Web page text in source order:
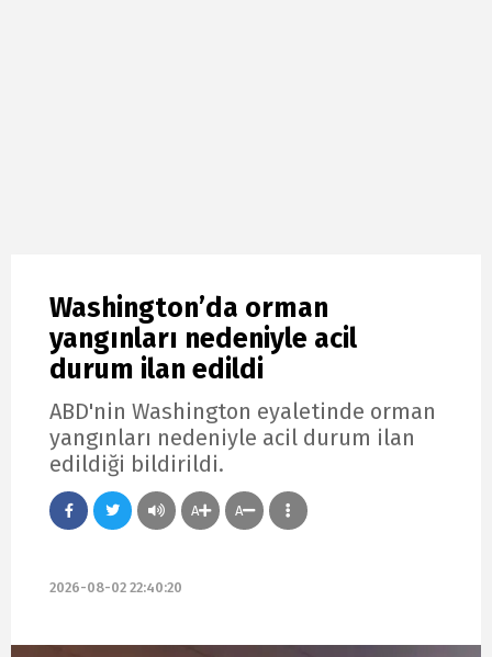
Washington’da orman
yangınları nedeniyle acil
durum ilan edildi
ABD'nin Washington eyaletinde orman
yangınları nedeniyle acil durum ilan
edildiği bildirildi.
A A
2026-08-02 22:40:20